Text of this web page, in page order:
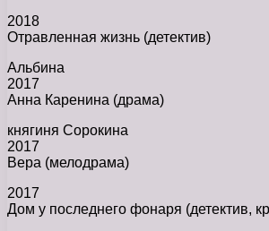
2018
Отравленная жизнь (детектив)
Альбина
2017
Анна Каренина (драма)
княгиня Сорокина
2017
Вера (мелодрама)
2017
Дом у последнего фонаря (детектив,